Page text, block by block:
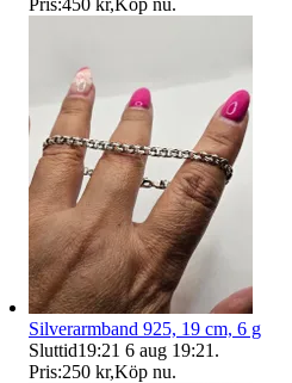
Silverarmband 925, 19 cm, 6 g
Sluttid19:21 6 aug 19:21 .
Pris:250 kr,Köp nu.